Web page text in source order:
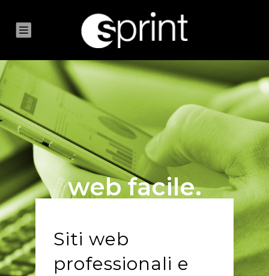
web facile.
Siti web
professionali e